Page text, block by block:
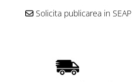
■ Filtre epurator
Solicita publicarea in SEAP